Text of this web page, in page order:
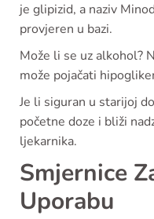
je glipizid, a naziv
provjeren u bazi.
Može li se uz alkohol?
može pojačati
Je li siguran u starijoj
početne doze i bliži
ljekarnika.
Smjernice
Uporabu